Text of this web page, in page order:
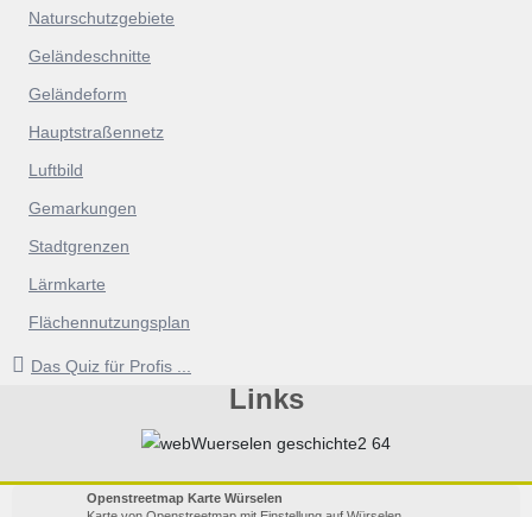
Naturschutzgebiete
Geländeschnitte
Geländeform
Hauptstraßennetz
Luftbild
Gemarkungen
Stadtgrenzen
Lärmkarte
Flächennutzungsplan
Das Quiz für Profis ...
Links
Openstreetmap Karte Würselen